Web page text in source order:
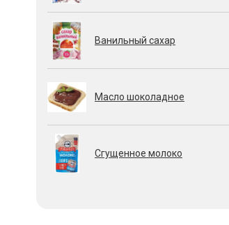
Ванильный сахар
Масло шоколадное
Сгущенное молоко